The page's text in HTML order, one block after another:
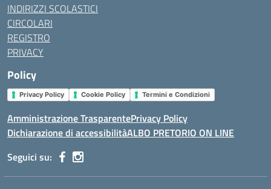
INDIRIZZI SCOLASTICI
CIRCOLARI
REGISTRO
PRIVACY
Policy
Privacy Policy Cookie Policy Termini e Condizioni
Amministrazione TrasparentePrivacy Policy
Dichiarazione di accessibilitàALBO PRETORIO ON LINE
Seguici su: